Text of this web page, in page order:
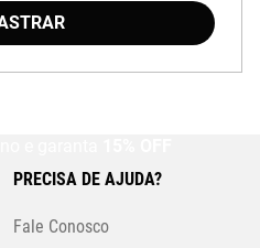
PRECISA DE AJUDA?
Fale Conosco